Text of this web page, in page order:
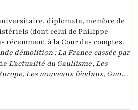
diplomate, membre de
(dont celui de Philippe
récemment à la Cour des comptes.
démolition : La France cassée par
L'actualité du Gaullisme, Les
, Les nouveaux féodaux, Gnose
à nos jours